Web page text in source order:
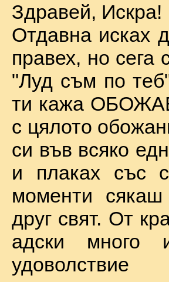
Здравей, Искра!
Отдавна исках
правех, но сега
"Луд съм по
ти кажа
с цялото
си във всяко
и плаках със
моменти
друг свят. От
адски много